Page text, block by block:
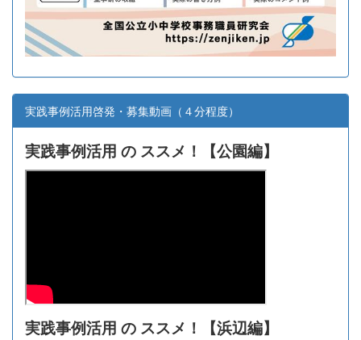
実践事例活用啓発・募集動画（４分程度）
実践事例活用 の ススメ！【公園編】
実践事例活用 の ススメ！【浜辺編】